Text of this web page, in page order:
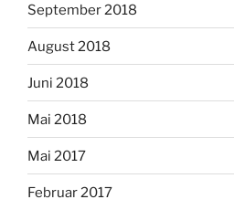
September 2018
August 2018
Juni 2018
Mai 2018
Mai 2017
Februar 2017